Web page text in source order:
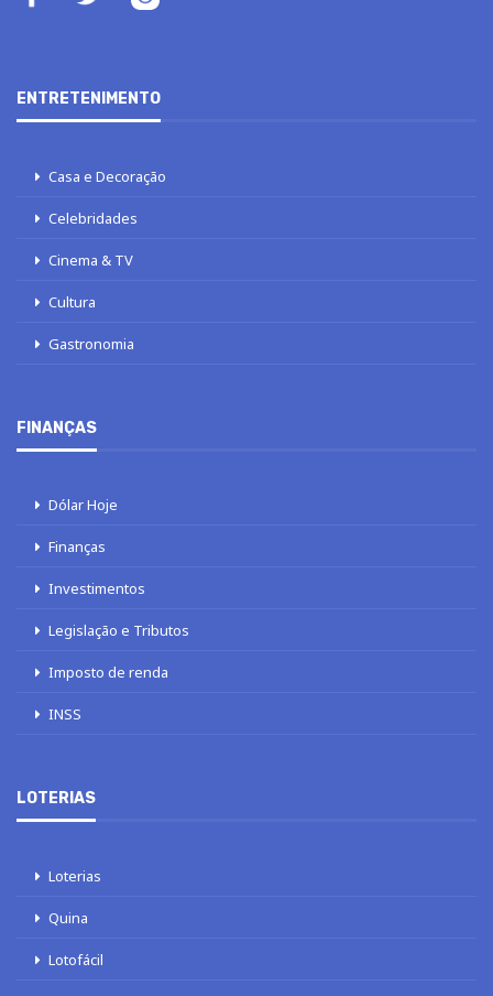
ENTRETENIMENTO
Casa e Decoração
Celebridades
Cinema & TV
Cultura
Gastronomia
FINANÇAS
Dólar Hoje
Finanças
Investimentos
Legislação e Tributos
Imposto de renda
INSS
LOTERIAS
Loterias
Quina
Lotofácil